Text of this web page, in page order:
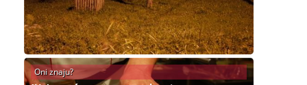
Oni znaju?